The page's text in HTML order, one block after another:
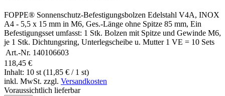
FOPPE® Sonnenschutz-Befestigungsbolzen Edelstahl V4A, INOX
A4 - 5,5 x 15 mm in M6, Ges.-Länge ohne Spitze 85 mm, Ein
Befestigungsset umfasst: 1 Stk. Bolzen mit Spitze und Gewinde M6,
je 1 Stk. Dichtungsring, Unterlegscheibe u. Mutter 1 VE = 10 Sets
Art.-Nr. 140106603
118,45 €
Inhalt: 10 st (11,85 € / 1 st)
inkl. MwSt. zzgl. Versandkosten
Voraussichtlich lieferbar